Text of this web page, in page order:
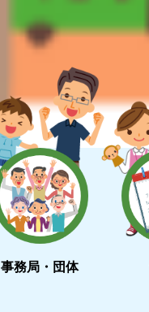
事務局・団体